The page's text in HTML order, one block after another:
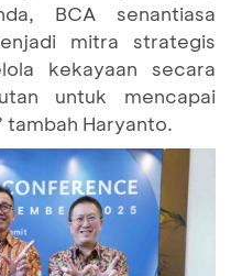
BCA senantiasa
mitra strategis
kekayaan secara
untuk mencapai
tambah Haryanto.